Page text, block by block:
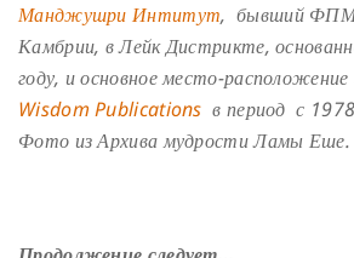
Манджушри Интитут, бывший
Камбрии, в Лейк Дистрикте,
году, и основное место-
Wisdom Publications в период с
Фото из Архива мудрости Ламы Еше.